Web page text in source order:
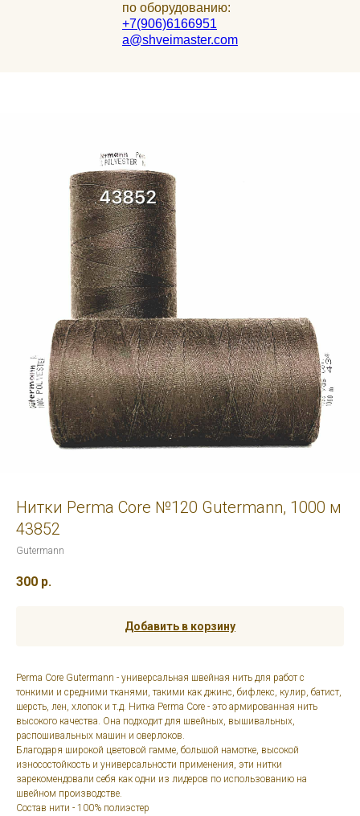
по оборудованию:
+7(906)6166951
a@shveimaster.com
Нитки Perma Core №120 Gutermann, 1000 м
43852
Gutermann
300 р.
Добавить в корзину
Perma Core Gutermann - универсальная швейная нить для работ с
тонкими и средними тканями, такими как джинс, бифлекс, кулир, батист,
шерсть, лен, хлопок и т.д. Нитка Perma Core - это армированная нить
высокого качества. Она подходит для швейных, вышивальных,
распошивальных машин и оверлоков.
Благодаря широкой цветовой гамме, большой намотке, высокой
износостойкость и универсальности применения, эти нитки
зарекомендовали себя как одни из лидеров по использованию на
швейном производстве.
Состав нити - 100% полиэстер